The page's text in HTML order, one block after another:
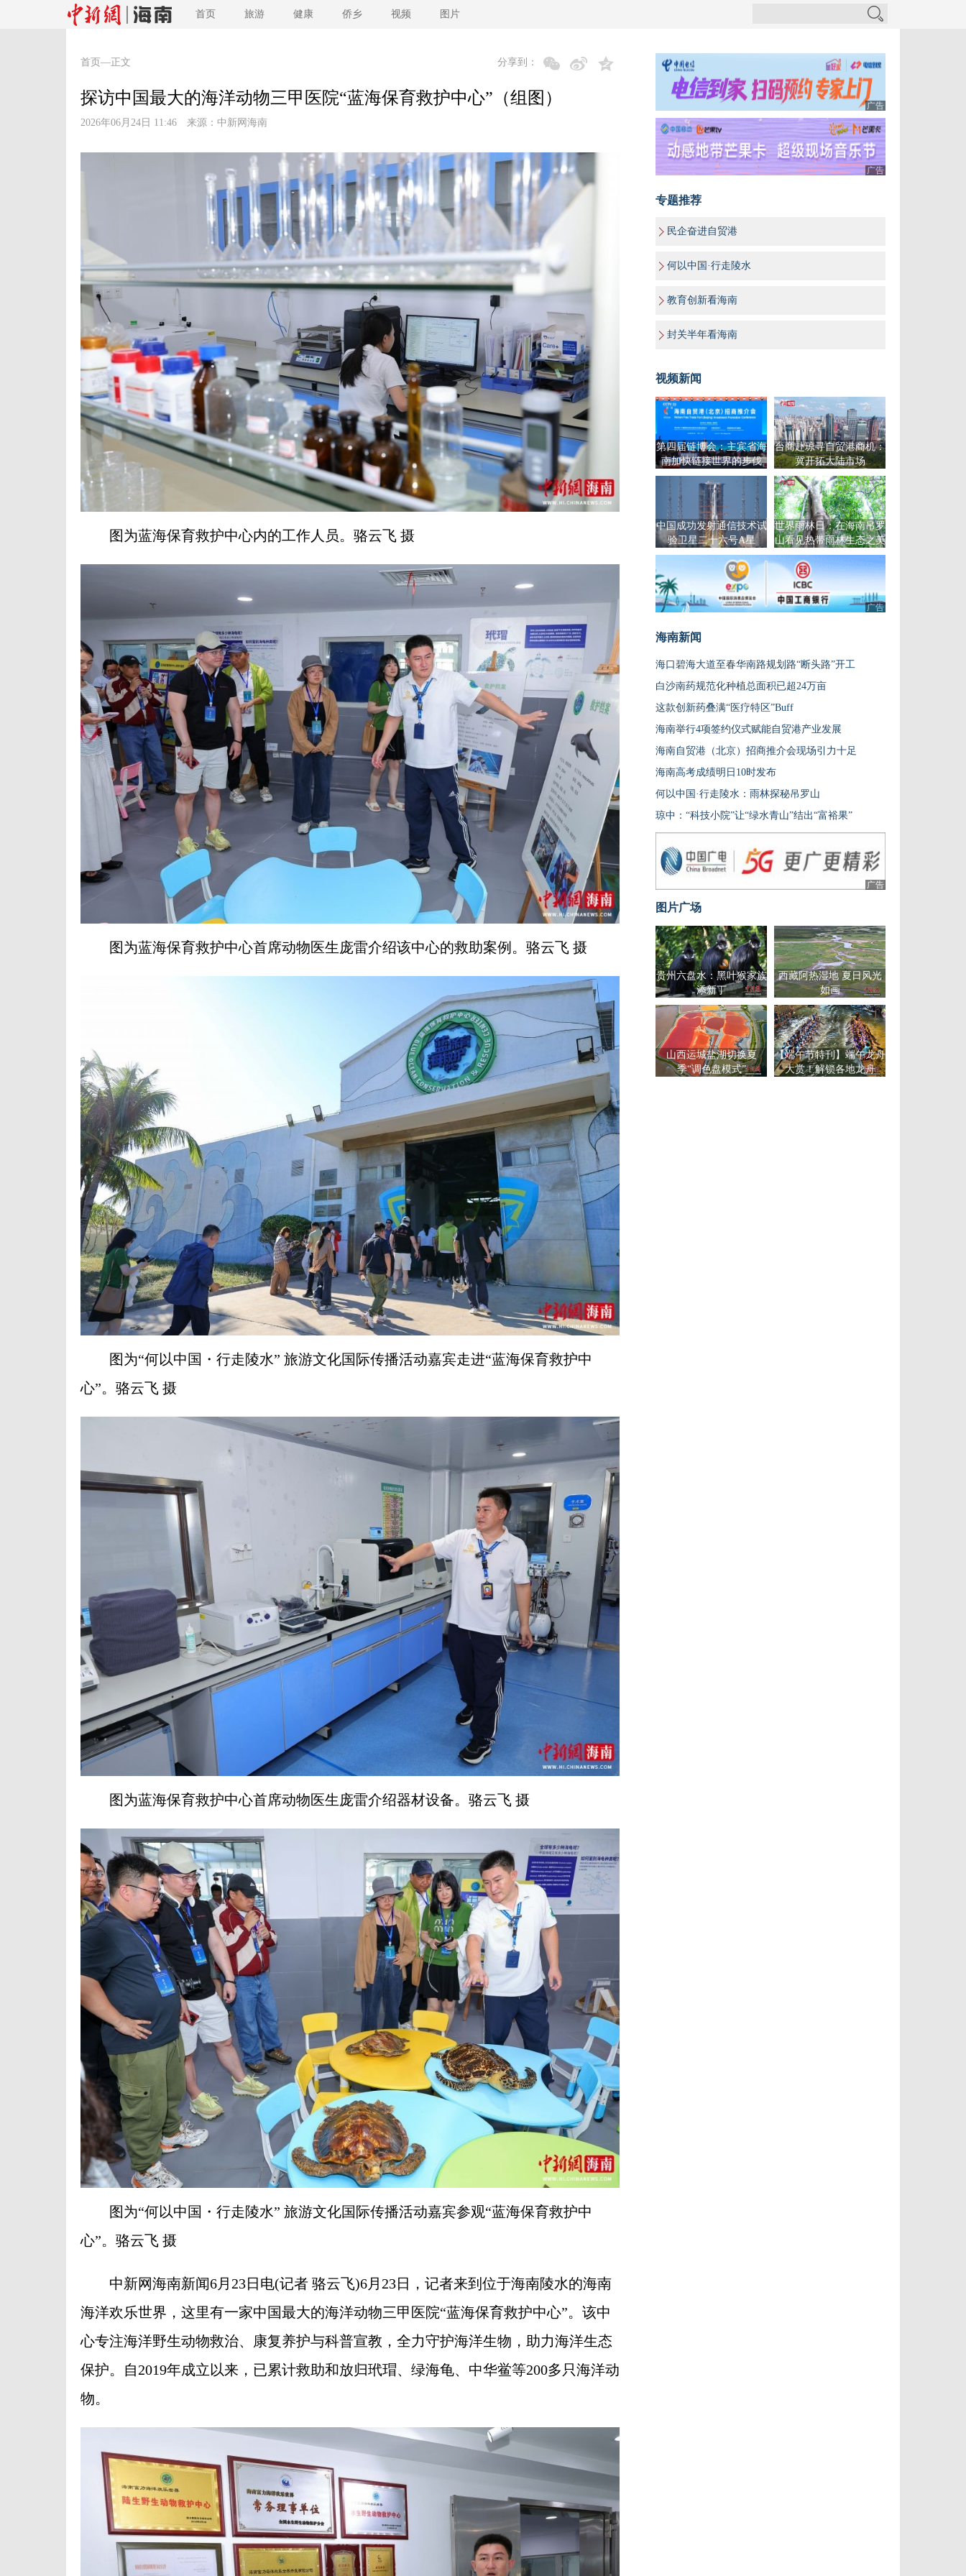
首页 旅游 健康 侨乡 视频 图片
首页 —正文 分享到：
探访中国最大的海洋动物三甲医院“蓝海保育救护中心”（组图）
2026年06月24日 11:46 来源： 中新网海南
图为蓝海保育救护中心内的工作人员。骆云飞 摄
图为蓝海保育救护中心首席动物医生庞雷介绍该中心的救助案例。骆云飞 摄
图为“何以中国・行走陵水” 旅游文化国际传播活动嘉宾走进“蓝海保育救护中
心”。骆云飞 摄
图为蓝海保育救护中心首席动物医生庞雷介绍器材设备。骆云飞 摄
图为“何以中国・行走陵水” 旅游文化国际传播活动嘉宾参观“蓝海保育救护中
心”。骆云飞 摄
中新网海南新闻6月23日电(记者 骆云飞)6月23日，记者来到位于海南陵水的海南
海洋欢乐世界，这里有一家中国最大的海洋动物三甲医院“蓝海保育救护中心”。该中
心专注海洋野生动物救治、康复养护与科普宣教，全力守护海洋生物，助力海洋生态
保护。自2019年成立以来，已累计救助和放归玳瑁、绿海龟、中华鲎等200多只海洋动
物。
广告
广告
专题推荐
民企奋进自贸港
何以中国·行走陵水
教育创新看海南
封关半年看海南
视频新闻
第四届链博会：主宾省海
南加快链接世界的步伐
台商赴琼寻自贸港商机：
冀开拓大陆市场
中国成功发射通信技术试
验卫星二十六号A星
世界雨林日：在海南吊罗
山看见热带雨林生态之美
广告
海南新闻
海口碧海大道至春华南路规划路“断头路”开工
白沙南药规范化种植总面积已超24万亩
这款创新药叠满“医疗特区”Buff
海南举行4项签约仪式赋能自贸港产业发展
海南自贸港（北京）招商推介会现场引力十足
海南高考成绩明日10时发布
何以中国·行走陵水：雨林探秘吊罗山
琼中：“科技小院”让“绿水青山”结出“富裕果”
广告
图片广场
贵州六盘水：黑叶猴家族
添新丁
西藏阿热湿地 夏日风光
如画
山西运城盐湖切换夏
季“调色盘模式”
【端午节特刊】端午龙舟
大赏！解锁各地龙舟